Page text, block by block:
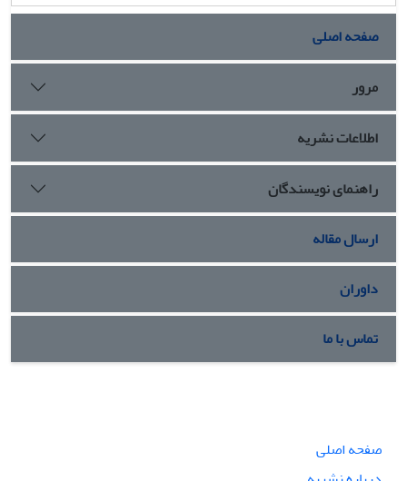
صفحه اصلی
مرور
اطلاعات نشریه
راهنمای نویسندگان
ارسال مقاله
داوران
تماس با ما
صفحه اصلی